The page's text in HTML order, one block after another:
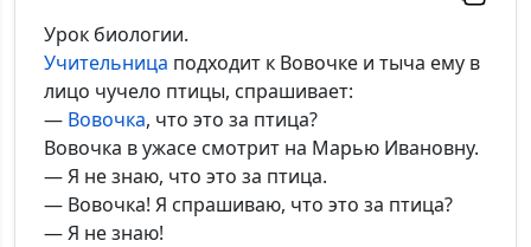
Урок биологии.
Учительница подходит к Вовочке и тыча ему в
лицо чучело птицы, спрашивает:
— Вовочка, что это за птица?
Вовочка в ужасе смотрит на Марью Ивановну.
— Я не знаю, что это за птица.
— Вовочка! Я спрашиваю, что это за птица?
— Я не знаю!